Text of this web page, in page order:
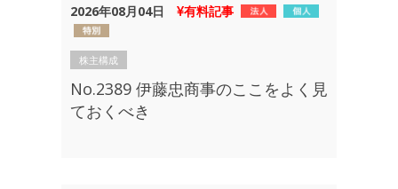
2026年08月04日 有料記事
株主構成
No.2389 伊藤忠商事のここをよく見
ておくべき